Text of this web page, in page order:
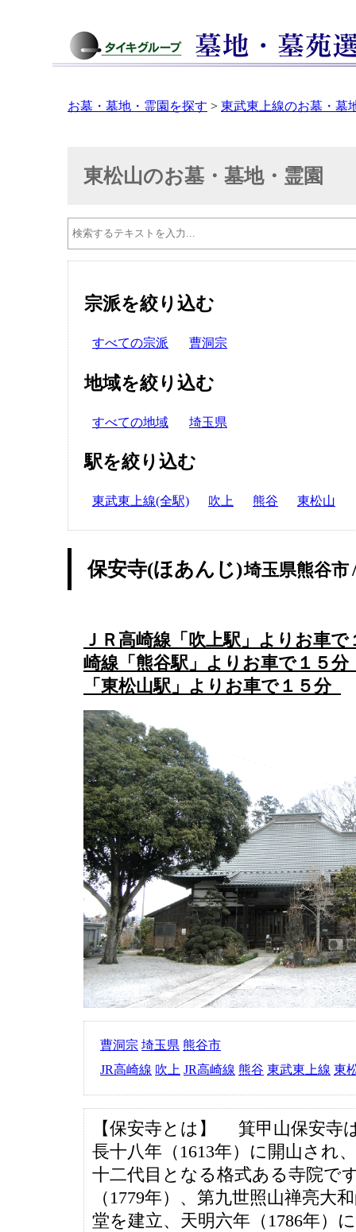
お墓・墓地・霊園を探す > 東武東上線のお墓・墓
東松山のお墓・墓地・霊園
宗派を絞り込む
すべての宗派 曹洞宗
地域を絞り込む
すべての地域 埼玉県
駅を絞り込む
東武東上線(全駅) 吹上 熊谷 東松山
保安寺(ほあんじ)埼玉県熊谷市/
ＪＲ高崎線「吹上駅」よりお車
崎線「熊谷駅」よりお車で１５
「東松山駅」よりお車で１５分
曹洞宗 埼玉県 熊谷市
JR高崎線 吹上 JR高崎線 熊谷 東武東上線 東
【保安寺とは】 箕甲山保安寺
長十八年（1613年）に開山され
十二代目となる格式ある寺院
（1779年）、第九世照山禅亮大
堂を建立、天明六年（1786年）